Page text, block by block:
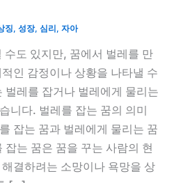
징, 성장, 심리 , 자아
수도 있지만, 꿈에서 벌레를 만
인 감정이나 상황을 나타낼 수
벌레를 잡거나 벌레에게 물리는
니다. 벌레를 잡는 꿈의 의미
잡는 꿈과 벌레에게 물리는 꿈
잡는 꿈은 꿈을 꾸는 사람의 현
결하려는 소망이나 욕망을 상